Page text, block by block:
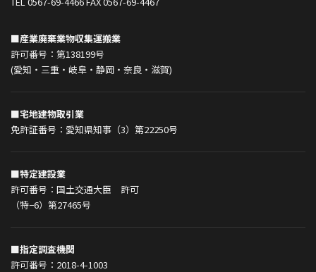
■産業廃棄業物収集運搬業
許可番号：第138199号
(愛知・三重・岐阜・静岡・奈良・滋賀)
■宅地建物取引業
免許証番号：愛知県知事（3）第22250号
■特定建設業
許可番号：国土交通大臣 許可
（特−6）第27465号
■指定調査機関
許可番号：2018-4-1003